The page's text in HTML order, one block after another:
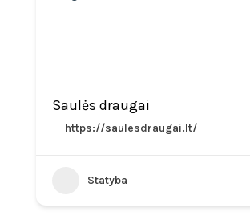
Saulės draugai
https://saulesdraugai.lt/
Statyba